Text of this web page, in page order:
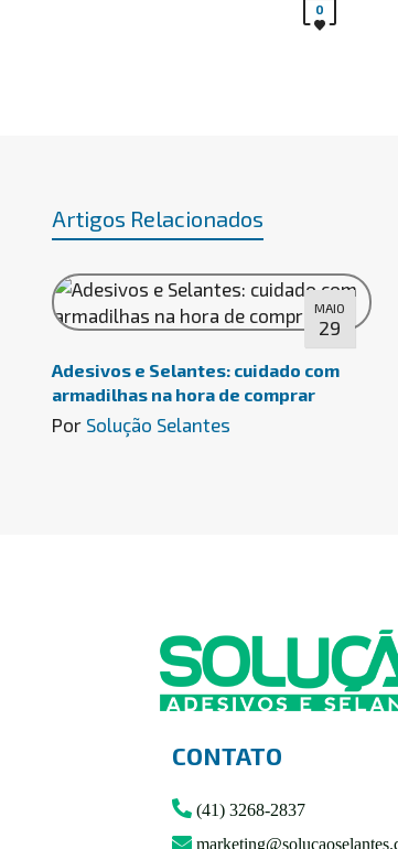
0
Artigos Relacionados
MAIO
29
Adesivos e Selantes: cuidado com
armadilhas na hora de comprar
Por Solução Selantes
CONTATO
(41) 3268-2837